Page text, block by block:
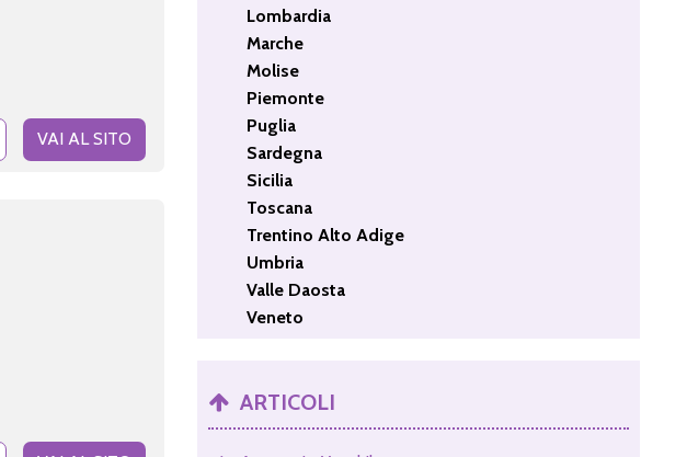
VAI AL SITO
Lombardia
Marche
Molise
Piemonte
Puglia
Sardegna
Sicilia
Toscana
Trentino Alto Adige
Umbria
Valle Daosta
Veneto
ARTICOLI